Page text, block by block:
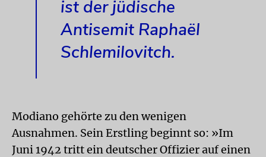
ist der jüdische
Antisemit Raphaël
Schlemilovitch.
Modiano gehörte zu den wenigen
Ausnahmen. Sein Erstling beginnt so: »Im
Juni 1942 tritt ein deutscher Offizier auf einen